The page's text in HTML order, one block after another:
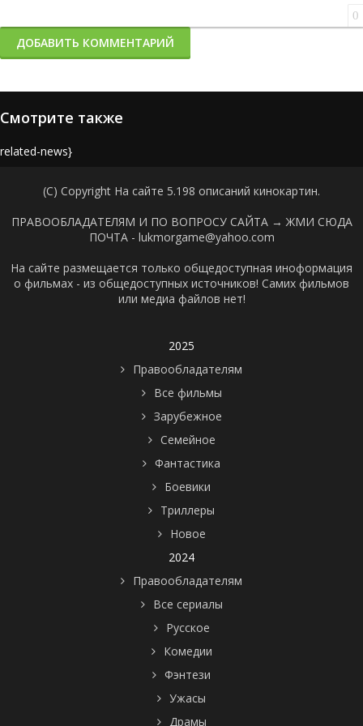
0
ДОБАВИТЬ КОММЕНТАРИЙ
Смотрите также
news}
(C) Copyright На сайте 5.198 описаний кинокартин.
ПРАВООБЛАДАТЕЛЯМ И ПО ВОПРОСУ САЙТА → ЖМИ СЮДА
ПОЧТА - lukmorgame@yahoo.com
На сайте размещается только общедоступная иноформация
о фильмах - из общедоступных источников! Самих фильмов
или медиа файлов нет!
2025
Правообладателям
Все фильмы
Зарубежное
Семейное
Фантастика
Боевики
Триллеры
Новое
2024
Правообладателям
Все сериалы
Русское
Комедии
Фэнтези
Ужасы
Драмы